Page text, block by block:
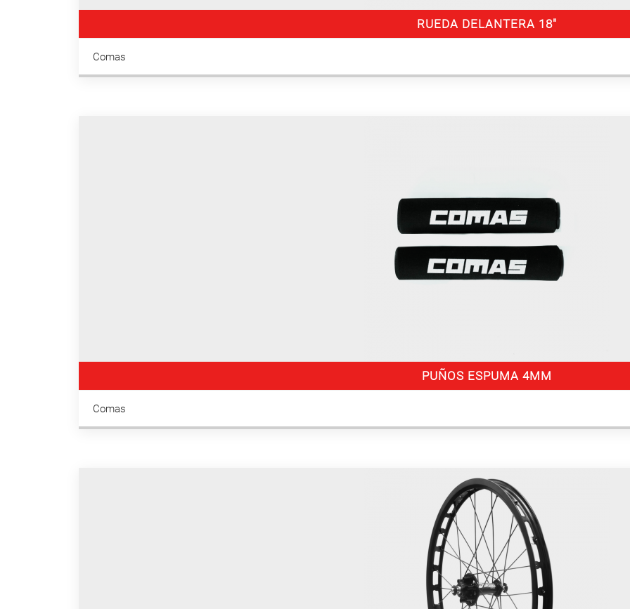
RUEDA DELANTERA 18″
Comas
PUÑOS ESPUMA 4MM
Comas